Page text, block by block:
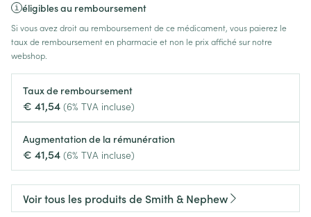
éligibles au remboursement
Si vous avez droit au remboursement de ce médicament, vous paierez le
taux de remboursement en pharmacie et non le prix affiché sur notre
webshop.
Taux de remboursement
€ 41,54 (6% TVA incluse)
Augmentation de la rémunération
€ 41,54 (6% TVA incluse)
Voir tous les produits de Smith & Nephew